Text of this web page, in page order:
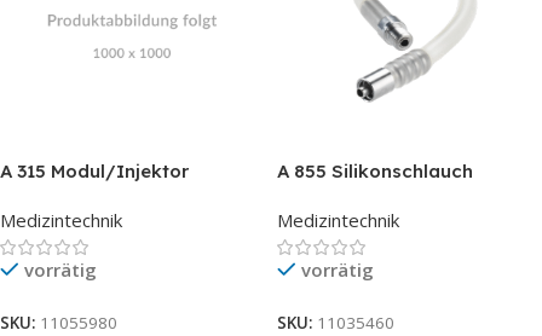
A 315 Modul/Injektor
Medizintechnik
vorrätig
SKU: 11055980
A 855 Silikonschlauch
Medizintechnik
vorrätig
SKU: 11035460